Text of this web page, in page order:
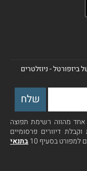
- ניוזלטרים
מהווה רשימת תפוצה
דיוורים פרסומיים
בסעיף 10
בתנאי